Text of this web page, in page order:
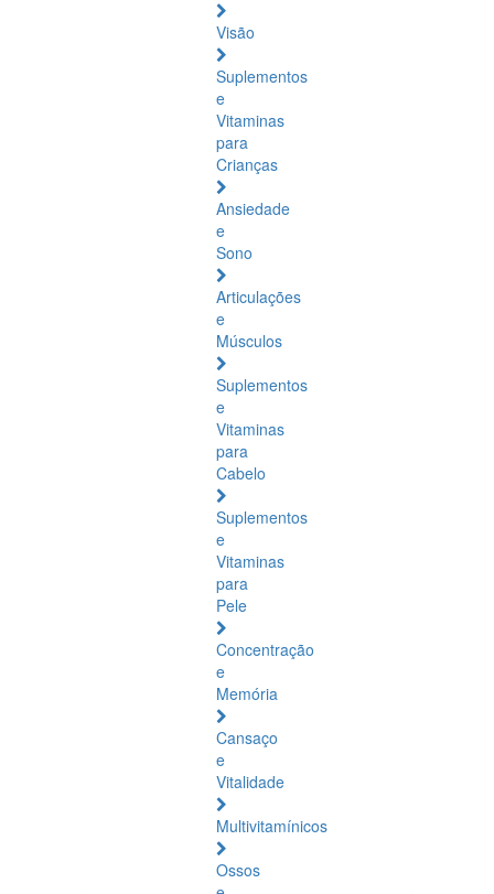
Visão
Suplementos
e
Vitaminas
para
Crianças
Ansiedade
e
Sono
Articulações
e
Músculos
Suplementos
e
Vitaminas
para
Cabelo
Suplementos
e
Vitaminas
para
Pele
Concentração
e
Memória
Cansaço
e
Vitalidade
Multivitamínicos
Ossos